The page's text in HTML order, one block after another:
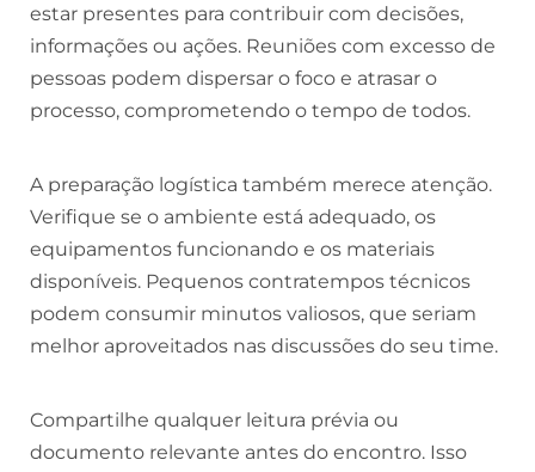
estar presentes para contribuir com decisões,
informações ou ações. Reuniões com excesso de
pessoas podem dispersar o foco e atrasar o
processo, comprometendo o tempo de todos.
A preparação logística também merece atenção.
Verifique se o ambiente está adequado, os
equipamentos funcionando e os materiais
disponíveis. Pequenos contratempos técnicos
podem consumir minutos valiosos, que seriam
melhor aproveitados nas discussões do seu time.
Compartilhe qualquer leitura prévia ou
documento relevante antes do encontro. Isso